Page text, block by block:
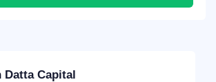
Datta Capital